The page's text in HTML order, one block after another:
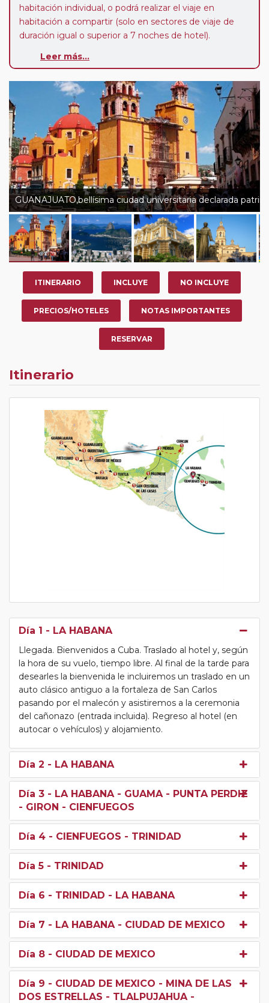
habitación individual, o podrá realizar el viaje en
habitación a compartir (solo en sectores de viaje de
duración igual o superior a 7 noches de hotel).
año, ofrece a los pasajeros que ya hayan viajado con
nuestro Club de Pasajeros (cuya obtención se realiza
tras rellenar el cuestionario de satisfacción en "Mi viaje")
o los que estén en luna de miel contarán con un
descuento del 5%.
Leer más...
GUANAJUATO,bellísima ciudad universitaria declarada
ITINERARIO INCLUYE NO INCLUYE
PRECIOS/HOTELES NOTAS IMPORTANTES
RESERVAR
Itinerario
Día 1 - LA HABANA
Llegada. Bienvenidos a Cuba. Traslado al hotel y, según
la hora de su vuelo, tiempo libre. Al final de la tarde para
desearles la bienvenida le incluiremos un traslado en un
auto clásico antiguo a la fortaleza de San Carlos
pasando por el malecón y asistiremos a la ceremonia
del cañonazo (entrada incluida). Regreso al hotel (en
autocar o vehículos) y alojamiento.
Día 2 - LA HABANA
Día 3 - LA HABANA - GUAMA - PUNTA PERDIZ
- GIRON - CIENFUEGOS
Día 4 - CIENFUEGOS - TRINIDAD
Día 5 - TRINIDAD
Día 6 - TRINIDAD - LA HABANA
Día 7 - LA HABANA - CIUDAD DE MEXICO
Día 8 - CIUDAD DE MEXICO
Día 9 - CIUDAD DE MEXICO - MINA DE LAS
DOS ESTRELLAS - TLALPUJAHUA -